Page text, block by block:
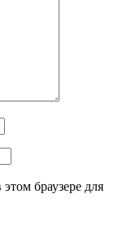
браузере для